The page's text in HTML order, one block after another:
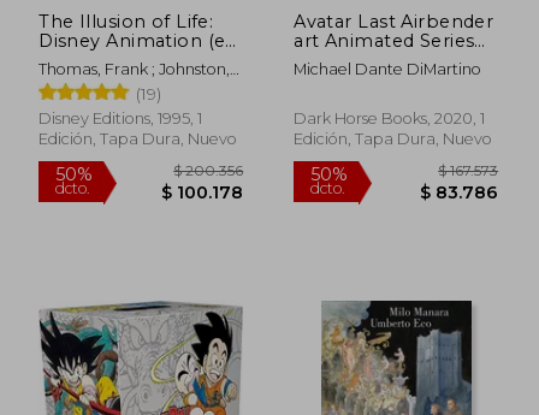
The Illusion of Life:
Disney Animation (en
Inglés)
Thomas, Frank ; Johnston,
Ollie
(19)
Disney Editions, 1995, 1
Edición, Tapa Dura, Nuevo
Avatar Last Airbender
art Animated Series
hc (Avatar: The Last
Airbender) (en Inglés)
Michael Dante DiMartino
Dark Horse Books, 2020, 1
Edición, Tapa Dura, Nuevo